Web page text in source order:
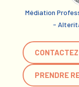
Médiation
-
PRENDRE